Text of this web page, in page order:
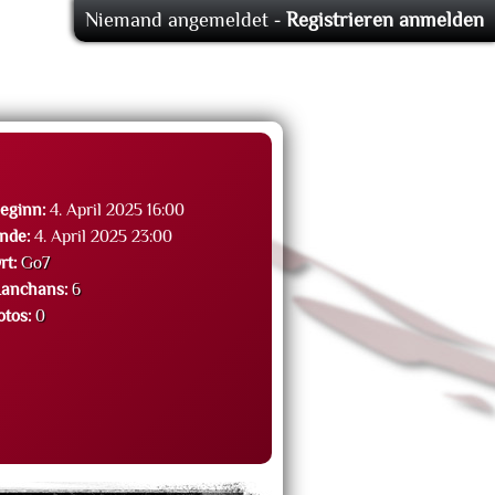
4. April 2025 16:00
4. April 2025 23:00
Go7
6
0
Niemand angemeldet -Registrieren anmelden